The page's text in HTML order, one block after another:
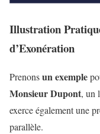
Illustration
d’Exonération
Prenonsun exemple
Monsieur Dupont, un
exerce également une
parallèle.